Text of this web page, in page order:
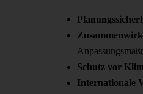
Schutz vor
Internationale